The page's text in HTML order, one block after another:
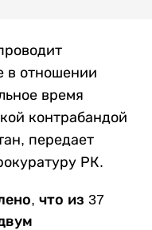
в отношении
время
контрабандой
передает
РК.
что из 37